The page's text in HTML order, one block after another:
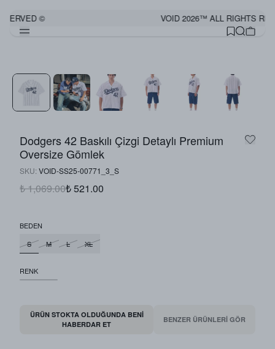
© VOID 2026™ ALL RIGHTS
Dodgers 42 Baskılı Çizgi Detaylı Premium
Oversize Gömlek
SKU: VOID-SS25-00771_3_S
₺ 1,069.00₺ 521.00
BEDEN
S
M L XL
RENK
ÜRÜN STOKTA OLDUĞUNDA BENI
HABERDAR ET
BENZER ÜRÜNLERİ GÖR